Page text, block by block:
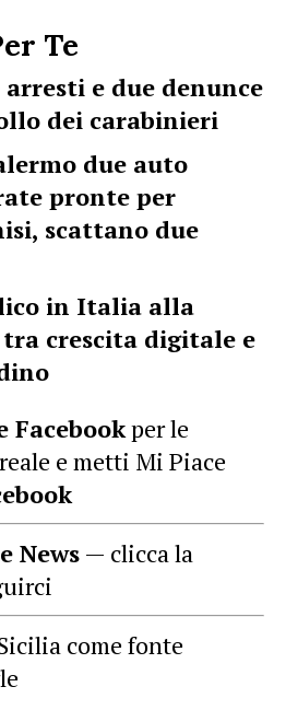
Te
e due denunce
dei carabinieri
due auto
pronte per
scattano due
in Italia alla
tra crescita digitale e
Facebookper le
e metti Mi Piace
News — clicca la
come fonte